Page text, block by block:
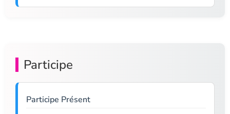
Participe
Participe Présent